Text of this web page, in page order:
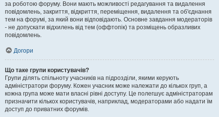
за роботою форуму. Вони мають можливості редагування та видалення
повідомлень, закриття, відкриття, переміщення, видалення та об'єднання
тем на форумі, за який вони відповідають. Основне завдання модераторів
- не допускати відхилень від тем (оффтопік) та розміщень образливих
повідомлень.
Догори
Що таке групи користувачів?
Групи ділять спільноту учасників на підрозділи, якими керують
адміністратори форуму. Кожен учасник може належати до кількох груп, а
кожна група може мати власні рівні доступу. Це полегшує адміністраторам
призначити кількох користувачів, наприклад, модераторами або надати їм
доступ до приватних форумів.